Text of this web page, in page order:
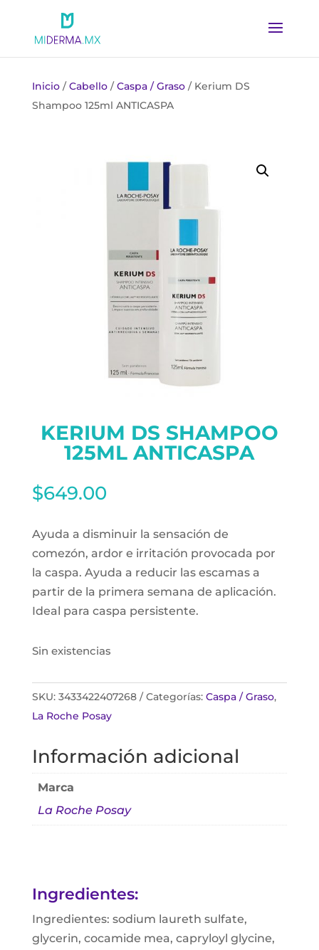
Inicio/Cabello/Caspa / Graso/ Kerium DS
Shampoo 125ml ANTICASPA
KERIUM DS SHAMPOO
125ML ANTICASPA
$649.00
Ayuda a disminuir la sensación de
comezón, ardor e irritación provocada por
la caspa. Ayuda a reducir las escamas a
partir de la primera semana de aplicación.
Ideal para caspa persistente.
Sin existencias
SKU: 3433422407268 Categorías: Caspa / Graso,
La Roche Posay
Información adicional
Marca
La Roche Posay
Ingredientes:
Ingredientes: sodium laureth sulfate,
glycerin, cocamide mea, capryloyl glycine,